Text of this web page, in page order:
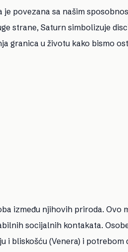
povezana sa našim
strane, Saturn simbolizuje
granica u životu kako bismo
između njihovih priroda. Ovo
socijalnih kontakata.
i bliskošću (Venera) i potrebom